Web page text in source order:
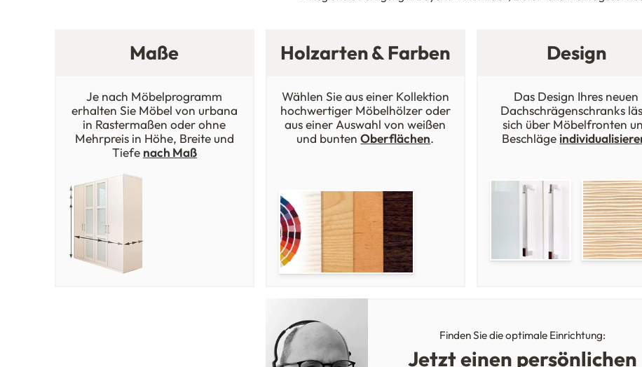
Maße
Je nach Möbelprogramm
erhalten Sie Möbel von urbana
in Rastermaßen oder ohne
Mehrpreis in Höhe, Breite und
Tiefe nach Maß
Holzarten & Farben
Wählen Sie aus einer Kollektion
hochwertiger Möbelhölzer oder
aus einer Auswahl von weißen
und buntenOberflächen.
Design
Das Design Ihres neuen
Dachschrägenschranks
sich über Möbelfronten
Beschläge
Finden Sie die optimale Einrichtung:
Jetzt einen persönlichen